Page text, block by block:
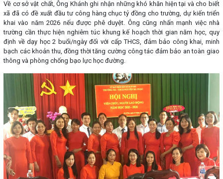
Về cơ sở vật chất, Ông Khánh ghi nhận những khó khăn hiện tại và cho biết
xã đã có đề xuất đầu tư công hàng chục tỷ đồng cho trường, dự kiến triển
khai vào năm 2026 nếu được phê duyệt. Ông cũng nhấn mạnh việc nhà
trường cần thực hiện nghiêm túc khung kế hoạch thời gian năm học, quy
định về dạy học 2 buổi/ngày đối với cấp THCS, đảm bảo công khai, minh
bạch các khoản thu, đồng thời tăng cường công tác đảm bảo an toàn giao
thông và phòng chống bạo lực học đường.